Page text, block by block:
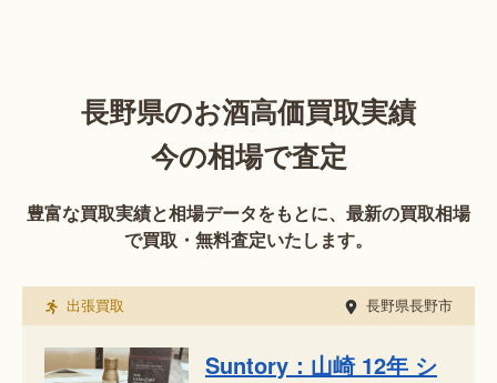
長野県のお酒高価買取実績
今の相場で査定
豊富な買取実績と相場データをもとに、最新の買取相場
で買取・無料査定いたします。
出張買取 長野県長野市
Suntory：山崎 12年 シ